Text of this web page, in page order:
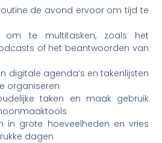
de avond ervoor om tijd te
om te multitasken, zoals het
of het beantwoorden van
digitale agenda’s en takenlijsten
organiseren
taken en maak gebruik
in grote hoeveelheden en vries
dagen